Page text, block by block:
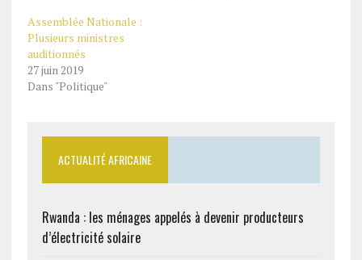
Assemblée Nationale :
Plusieurs ministres
auditionnés
27 juin 2019
Dans "Politique"
ACTUALITÉ AFRICAINE
Rwanda : les ménages appelés à devenir producteurs
d’électricité solaire